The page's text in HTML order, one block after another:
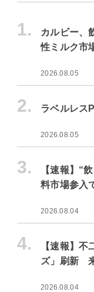
1.
カルビー、
性ミルク市
2026.08.05
2. ラベルレス
2026.08.05
3.
【速報】“
料市場参入
2026.08.04
4.
【速報】
ズ」刷新
2026.08.04